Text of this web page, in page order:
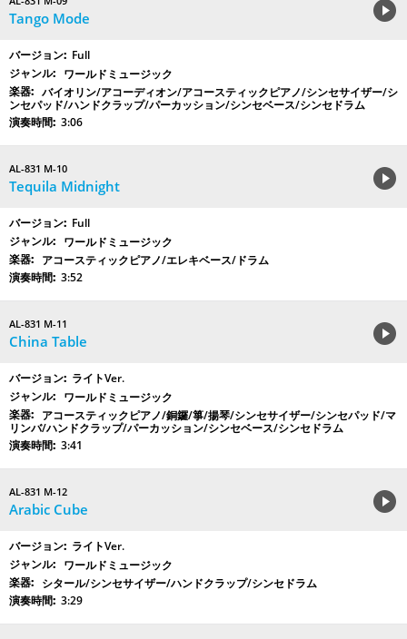
Tango Mode
Full
ワールドミュージック
バイオリン/アコーディオン/アコースティックピアノ/シンセサイザー/シ
ンセパッド/ハンドクラップ/パーカッション/シンセベース/シンセドラム
3:06
AL-831 M-10
Tequila Midnight
Full
ワールドミュージック
アコースティックピアノ/エレキベース/ドラム
3:52
AL-831 M-11
China Table
ライトVer.
ワールドミュージック
アコースティックピアノ/銅鑼/箏/揚琴/シンセサイザー/シンセパッド/マ
リンバ/ハンドクラップ/パーカッション/シンセベース/シンセドラム
3:41
AL-831 M-12
Arabic Cube
ライトVer.
ワールドミュージック
シタール/シンセサイザー/ハンドクラップ/シンセドラム
3:29